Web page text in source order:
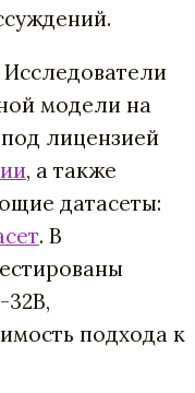
модели на
лицензией
, а также
датасеты:
. В
подхода к